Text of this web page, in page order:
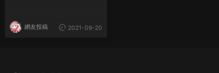
網友投稿 2021-09-20